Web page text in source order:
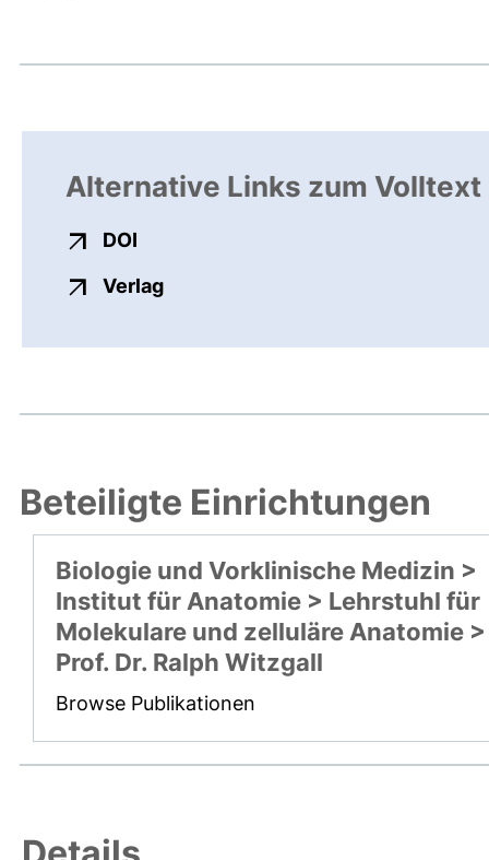
Alternative Links zum Volltext
DOI
Verlagexterner Link, öffnet neues
Beteiligte Einrichtungen
Biologie und Vorklinische Medizin >
Institut für Anatomie > Lehrstuhl für
Molekulare und zelluläre Anatomie >
Prof. Dr. Ralph Witzgall
Browse Publikationen